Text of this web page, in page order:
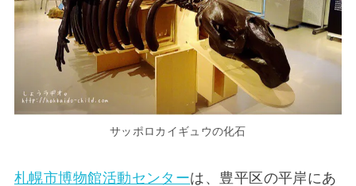
サッポロカイギュウの化石
札幌市博物館活動センターは、豊平区の平岸にあ